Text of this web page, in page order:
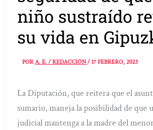
niño sustraído
su vida en
PORA. E. / REDACCIÓN/17 FEBRERO, 2023
La Diputación, que reitera que el
sumario, maneja la posibilidad de que
judicial mantenga a la madre del